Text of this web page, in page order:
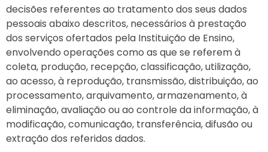
decisões referentes ao tratamento dos seus dados
pessoais abaixo descritos, necessários à prestação
dos serviços ofertados pela Instituição de Ensino,
envolvendo operações como as que se referem à
coleta, produção, recepção, classificação, utilização,
ao acesso, à reprodução, transmissão, distribuição, ao
processamento, arquivamento, armazenamento, à
eliminação, avaliação ou ao controle da informação, à
modificação, comunicação, transferência, difusão ou
extração dos referidos dados.